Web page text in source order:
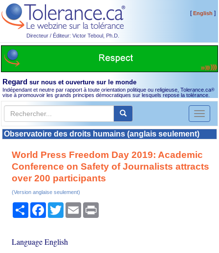
Directeur / Éditeur: Victor Teboul, Ph.D.
[English ]
Regard sur nous et ouverture sur le monde
Indépendant et neutre par rapport à toute orientation politique ou religieuse, Tolerance.ca®
vise à promouvoir les grands principes démocratiques sur lesquels repose la tolérance.
Toggle
Observatoire des droits humains (anglais seulement)
World Press Freedom Day 2019: Academic
Conference on Safety of Journalists attracts
over 200 participants
(Version anglaise seulement)
PartagerFacebook
TwitterEmail
Language English